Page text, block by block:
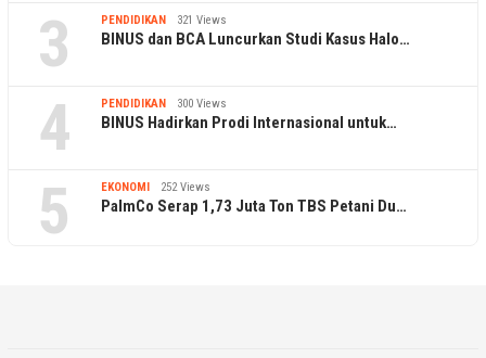
3 PENDIDIKAN 321 Views
BINUS dan BCA Luncurkan Studi Kasus Halo…
4 PENDIDIKAN 300 Views
BINUS Hadirkan Prodi Internasional untuk…
5 EKONOMI 252 Views
PalmCo Serap 1,73 Juta Ton TBS Petani Du…